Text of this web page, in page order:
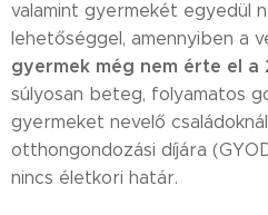
valamint gyermekét egyedül
lehetőséggel, amennyiben a
gyermek még nem érte el a
súlyosan beteg, folyamatos
gyermeket nevelő
otthongondozási díjára
nincs életkori határ.